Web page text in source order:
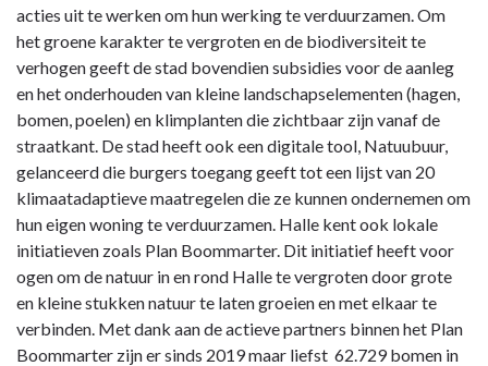
acties uit te werken om hun werking te verduurzamen. Om
het groene karakter te vergroten en de biodiversiteit te
verhogen geeft de stad bovendien subsidies voor de aanleg
en het onderhouden van kleine landschapselementen (hagen,
bomen, poelen) en klimplanten die zichtbaar zijn vanaf de
straatkant. De stad heeft ook een digitale tool, Natuubuur,
gelanceerd die burgers toegang geeft tot een lijst van 20
klimaatadaptieve maatregelen die ze kunnen ondernemen om
hun eigen woning te verduurzamen. Halle kent ook lokale
initiatieven zoals Plan Boommarter. Dit initiatief heeft voor
ogen om de natuur in en rond Halle te vergroten door grote
en kleine stukken natuur te laten groeien en met elkaar te
verbinden. Met dank aan de actieve partners binnen het Plan
Boommarter zijn er sinds 2019 maar liefst 62.729 bomen in